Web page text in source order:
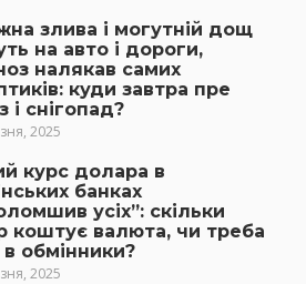
злива і могутній дощ
на авто і дороги,
налякав самих
куди завтра пре
і снігопад?
2025
курс долара в
банках
усіх”: скільки
коштує валюта, чи треба
в обмінники?
2025